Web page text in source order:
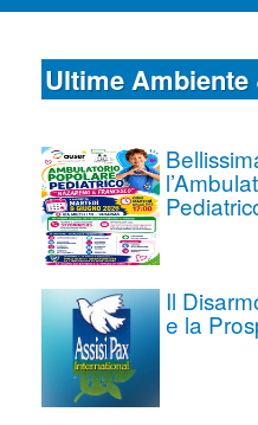
Ultime Ambiente
Il
e la